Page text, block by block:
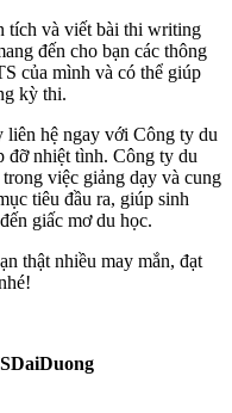
tích và viết bài thi writing
đến cho bạn các thông
của mình và có thể giúp
kỳ thi.
liên hệ ngay với Công ty du
nhiệt tình. Công ty du
việc giảng dạy và cung
tiêu đầu ra, giúp sinh
giấc mơ du học.
thật nhiều may mắn, đạt